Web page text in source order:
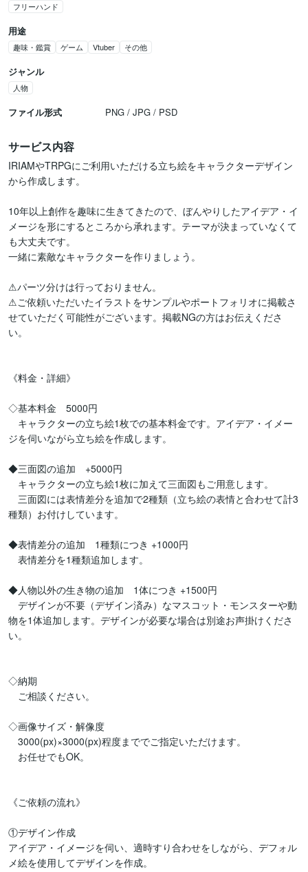
フリーハンド
用途
趣味・鑑賞 ゲーム Vtuber その他
ジャンル
人物
ファイル形式 PNG / JPG / PSD
サービス内容
IRIAMやTRPGにご利用いただける立ち絵をキャラクターデザイン
から作成します。
10年以上創作を趣味に生きてきたので、ぼんやりしたアイデア・イ
メージを形にするところから承れます。テーマが決まっていなくて
も大丈夫です。
一緒に素敵なキャラクターを作りましょう。
⚠︎パーツ分けは行っておりません。
⚠︎ご依頼いただいたイラストをサンプルやポートフォリオに掲載さ
せていただく可能性がございます。掲載NGの方はお伝えくださ
い。
《料金・詳細》
◇基本料金　5000円
キャラクターの立ち絵1枚での基本料金です。アイデア・イメー
ジを伺いながら立ち絵を作成します。
◆三面図の追加　+5000円
キャラクターの立ち絵1枚に加えて三面図もご用意します。
三面図には表情差分を追加で2種類（立ち絵の表情と合わせて計3
種類）お付けしています。
◆表情差分の追加　1種類につき +1000円
表情差分を1種類追加します。
◆人物以外の生き物の追加　1体につき +1500円
デザインが不要（デザイン済み）なマスコット・モンスターや動
物を1体追加します。デザインが必要な場合は別途お声掛けくださ
い。
◇納期
ご相談ください。
◇画像サイズ・解像度
3000(px)×3000(px)程度まででご指定いただけます。
お任せでもOK。
《ご依頼の流れ》
①デザイン作成
アイデア・イメージを伺い、適時すり合わせをしながら、デフォル
メ絵を使用してデザインを作成。